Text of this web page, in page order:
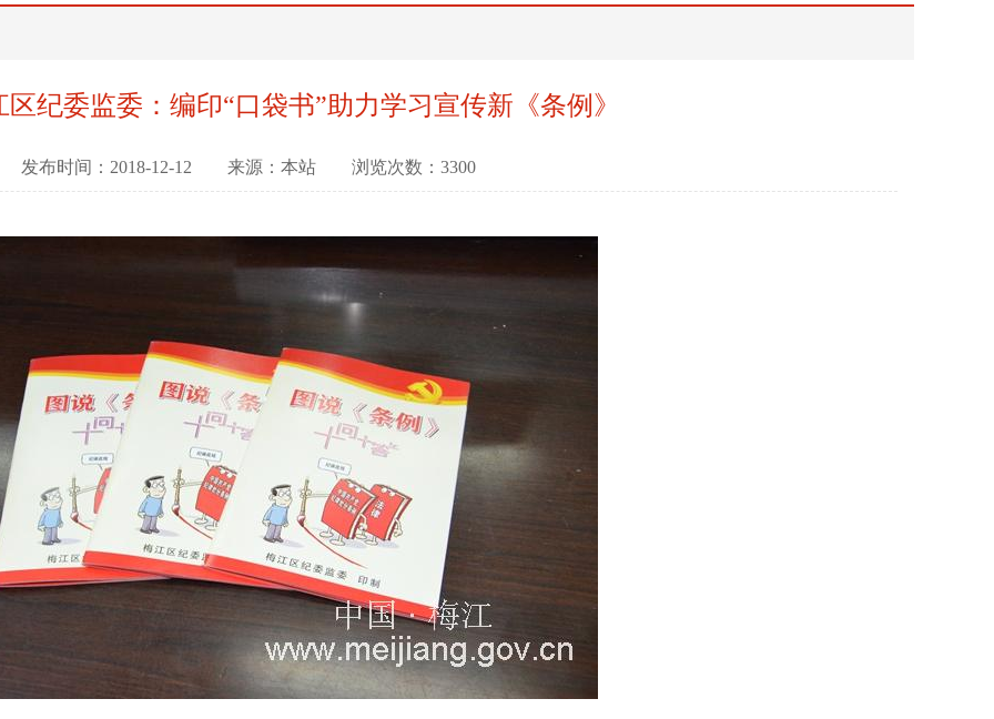
纪委监委：编印“口袋书”助力学习宣传新《条例》
发布时间：2018-12-12 来源：本站 浏览次数：3300